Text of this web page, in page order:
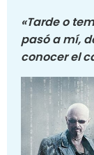
«Tarde o
pasó a mí,
conocer el